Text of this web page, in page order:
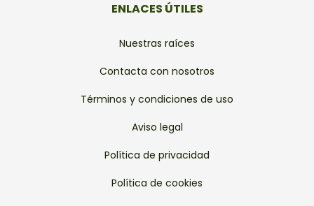
ENLACES ÚTILES
Nuestras raíces
Contacta con nosotros
Términos y condiciones de uso
Aviso legal
Política de privacidad
Política de cookies